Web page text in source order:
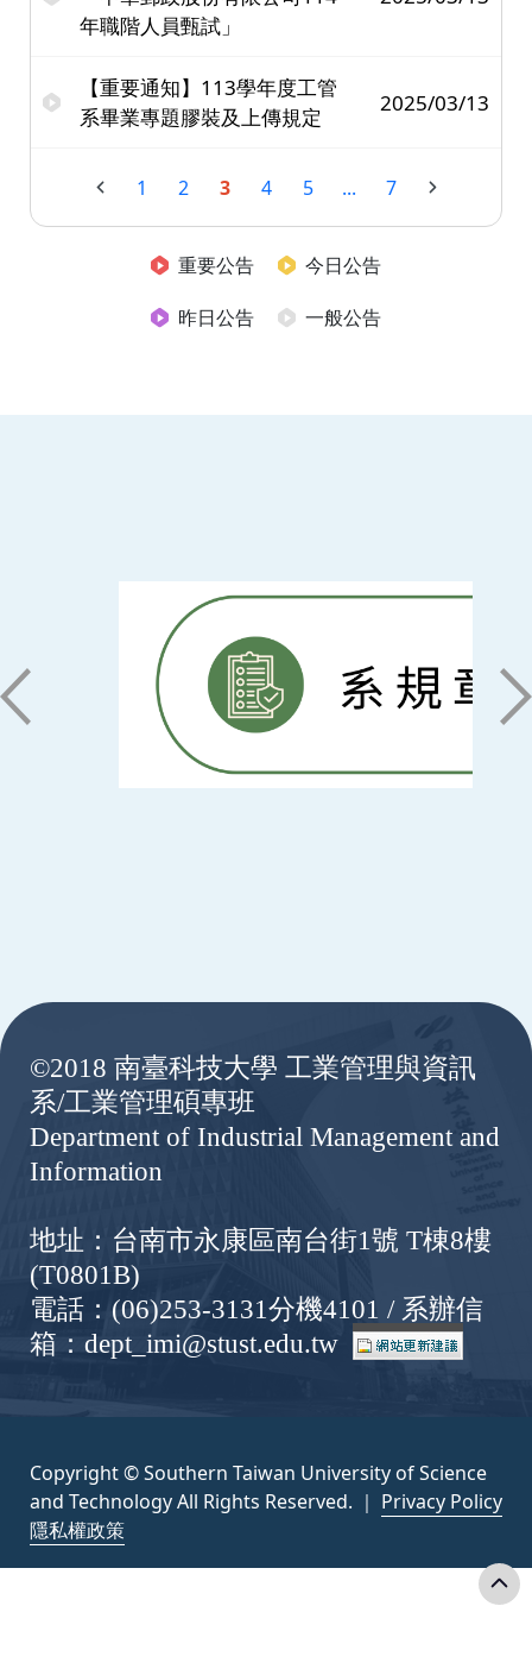
年職階人員甄試」
【重要通知】113學年度工管
系畢業專題膠裝及上傳規定
2025/03/13
1 2 3 4 5 ... 7
重要公告
今日公告
昨日公告
一般公告
©2018 南臺科技大學 工業管理與資訊
系/工業管理碩專班
Department of Industrial Management and
Information
地址：台南市永康區南台街1號 T棟8樓
(T0801B)
電話：(06)253-3131分機4101 / 系辦信
箱：dept_imi@stust.edu.tw
Copyright © Southern Taiwan University of Science
and Technology All Rights Reserved. ｜ Privacy Policy
隱私權政策